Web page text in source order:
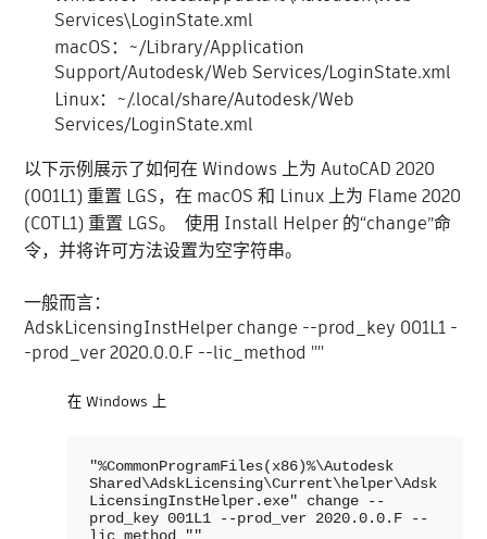
Services\LoginState.xml
macOS：~/Library/Application
Support/Autodesk/Web Services/LoginState.xml
Linux：~/.local/share/Autodesk/Web
Services/LoginState.xml
以下示例展示了如何在 Windows 上为 AutoCAD 2020
(001L1) 重置 LGS，在 macOS 和 Linux 上为 Flame 2020
(C0TL1) 重置 LGS。 使用 Install Helper 的“change”命
令，并将许可方法设置为空字符串。
一般而言：
AdskLicensingInstHelper change --prod_key 001L1 -
-prod_ver 2020.0.0.F --lic_method ""
在 Windows 上
"%CommonProgramFiles(x86)%\Autodesk
Shared\AdskLicensing\Current\helper\Adsk
LicensingInstHelper.exe" change --
prod_key 001L1 --prod_ver 2020.0.0.F --